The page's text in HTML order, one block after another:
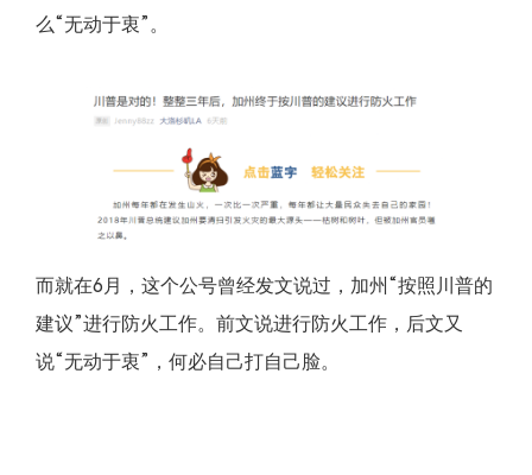
么“无动于衷”。
而就在6月，这个公号曾经发文说过，加州“按照川普的
建议”进行防火工作。前文说进行防火工作，后文又
说“无动于衷”，何必自己打自己脸。